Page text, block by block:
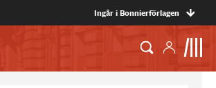
Ingår i Bonnierförlagen